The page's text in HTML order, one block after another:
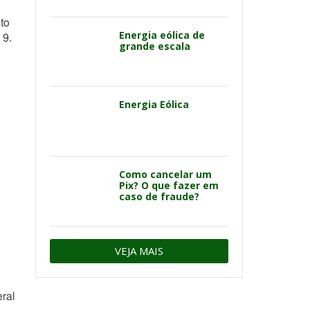
9.
Energia eólica de
grande escala
Energia Eólica
Como cancelar um
Pix? O que fazer em
caso de fraude?
VEJA MAIS